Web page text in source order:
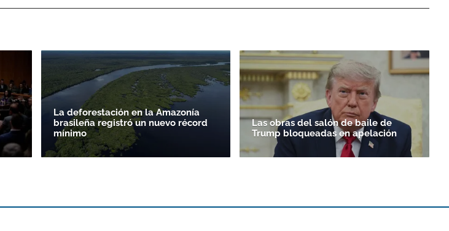
La deforestación en la Amazonía
brasileña registró un nuevo récord
mínimo
Las obras del salón de baile de
Trump bloqueadas en apelación